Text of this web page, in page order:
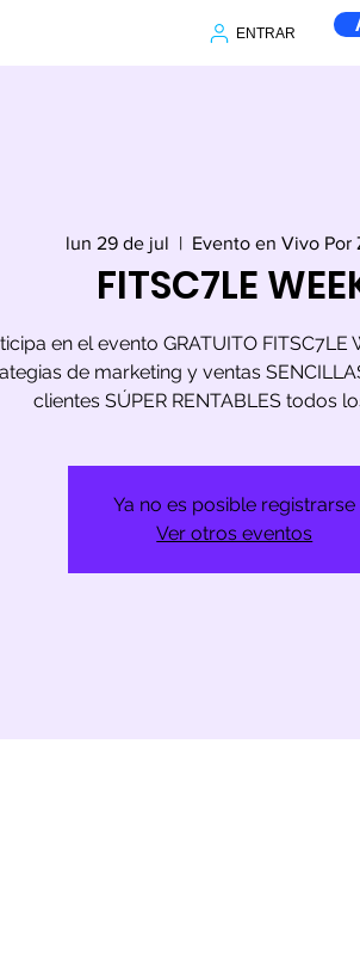
ENTRAR
lun 29 de jul
  |
Evento en Vivo Por
FITSC7LE
en el evento GRATUITO FITSC7LE
de marketing y ventas
clientes SÚPER RENTABLES todos
Ya no es posible registrarse
Ver otros eventos